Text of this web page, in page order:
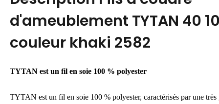
d'ameublement TYTAN 40
couleur khaki 2582
TYTAN est un fil en soie 100 % polyester
TYTAN est un fil en soie 100 % polyester, caractérisés par une très